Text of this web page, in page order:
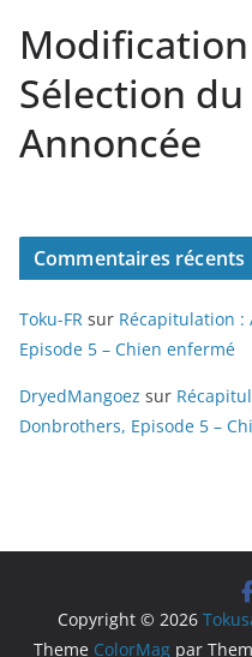
Sélection
Annoncée
Commentaires récents
Toku-FR sur Récapitulation :
Episode 5 – Chien enfermé
DryedMangoez sur
Donbrothers, Episode 5 –
Copyright © 2026
Theme ColorMagpar